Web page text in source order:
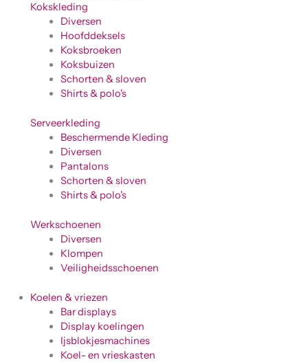
Kokskleding
Diversen
Hoofddeksels
Koksbroeken
Koksbuizen
Schorten & sloven
Shirts & polo's
Serveerkleding
Beschermende Kleding
Diversen
Pantalons
Schorten & sloven
Shirts & polo's
Werkschoenen
Diversen
Klompen
Veiligheidsschoenen
Koelen & vriezen
Bar displays
Display koelingen
Ijsblokjesmachines
Koel- en vrieskasten